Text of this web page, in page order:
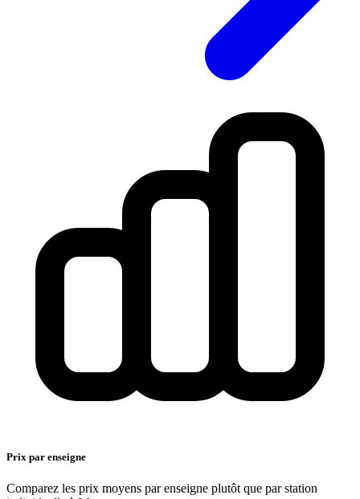
Prix par enseigne
Comparez les prix moyens par enseigne plutôt que par station